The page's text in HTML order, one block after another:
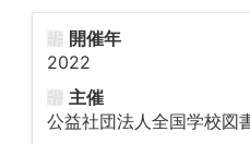
開催年
2022
主催
公益社団法人全国学校図